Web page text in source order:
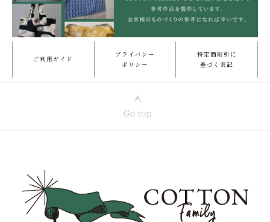
ご利用ガイド
プライバシー
ポリシー
特定商取引に
基づく表記